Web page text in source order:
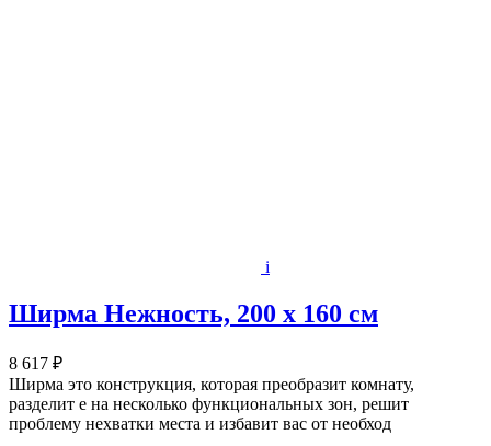
i
Ширма Нежность, 200 х 160 см
8 617 ₽
Ширма это конструкция, которая преобразит комнату,
разделит е на несколько функциональных зон, решит
проблему нехватки места и избавит вас от необход